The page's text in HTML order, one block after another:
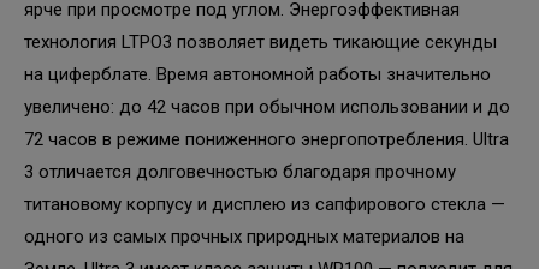
ярче при просмотре под углом. Энергоэффективная
технология LTPO3 позволяет видеть тикающие секунды
на циферблате. Время автономной работы значительно
увеличено: до 42 часов при обычном использовании и до
72 часов в режиме пониженного энергопотребления. Ultra
3 отличается долговечностью благодаря прочному
титановому корпусу и дисплею из сапфирового стекла —
одного из самых прочных природных материалов на